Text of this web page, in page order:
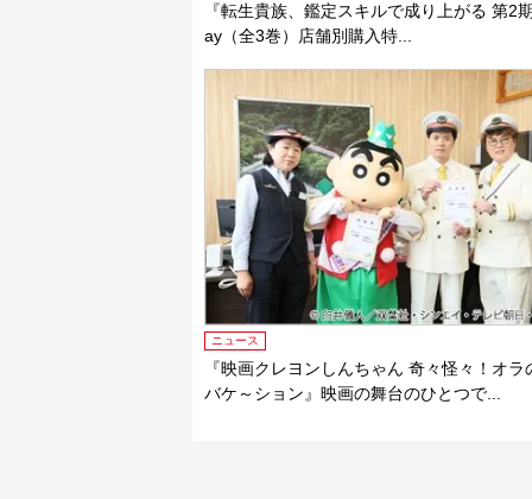
『転生貴族、鑑定スキルで成り上がる 第2
ay（全3巻）店舗別購入特...
ニュース
『映画クレヨンしんちゃん 奇々怪々！オラ
バケ～ション』映画の舞台のひとつで...